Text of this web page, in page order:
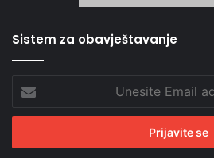
Sistem za obavještavanje
Email
adresu